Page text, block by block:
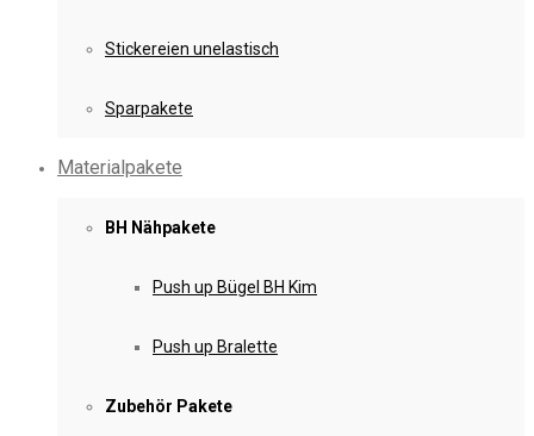
Stickereien unelastisch
Sparpakete
Materialpakete
BH Nähpakete
Push up Bügel BH Kim
Push up Bralette
Zubehör Pakete